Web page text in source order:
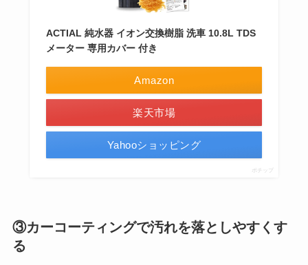
ACTIAL 純水器 イオン交換樹脂 洗車 10.8L TDS
メーター 専用カバー 付き
Amazon
楽天市場
Yahooショッピング
ポチップ
③カーコーティングで汚れを落としやすくす
る